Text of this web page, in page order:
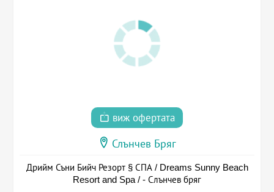
виж офертата
Слънчев Бряг
Дрийм Съни Бийч Резорт § СПА / Dreams Sunny Beach
Resort and Spa / - Слънчев бряг